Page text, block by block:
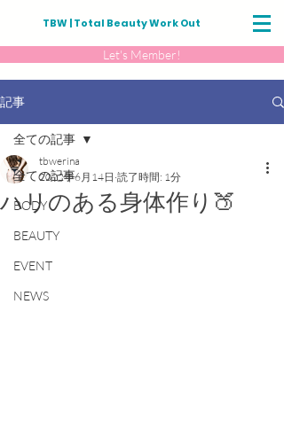
TBW | Total Beauty Work Out
Let's Member!
記事
全ての記事
BODY
BEAUTY
EVENT
NEWS
全ての記事
ハリのある身体作り🍑
tbwerina
2022年6月14日 読了時間: 1分